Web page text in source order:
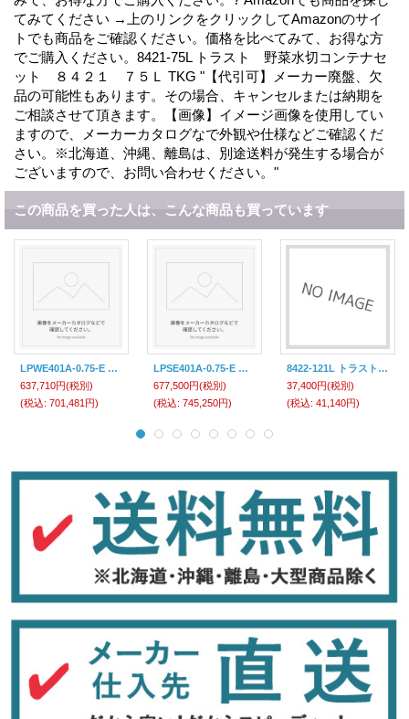
てみてください →上のリンクをクリックしてAmazonのサイ
トでも商品をご確認ください。価格を比べてみて、お得な方
でご購入ください。8421-75L トラスト 野菜水切コンテナセ
ット ８４２１ ７５Ｌ TKG "【代引可】メーカー廃盤、欠
品の可能性もあります。その場合、キャンセルまたは納期を
ご相談させて頂きます。【画像】イメージ画像を使用してい
ますので、メーカーカタログなで外観や仕様などご確認くだ
さい。※北海道、沖縄、離島は、別途送料が発生する場合が
ございますので、お問い合わせください。"
この商品を買った人は、こんな商品も買っています
LPWE401A-0.75-E クーラントポンプ 752300 LPWE401A-0.75-E (0.75KW-200V) テラル
637,710円(税別)
(税込: 701,481円)
LPSE401A-0.75-E クーラントポンプ 756880 LPSE401A-0.75-E (0.75KW-200V) テラル
677,500円(税別)
(税込: 745,250円)
8422-121L トラスト 野菜水切コンテナセット ８４２２ １２１Ｌ KTLJ501 TKG
37,400円(税別)
(税込: 41,140円)